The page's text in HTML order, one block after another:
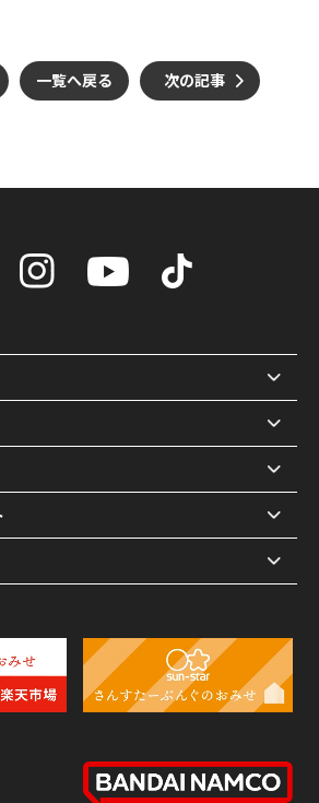
一覧へ戻る 次の記事